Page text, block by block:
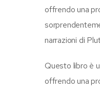
offrendo una
narrazioni di
Questo libro è
offrendo una